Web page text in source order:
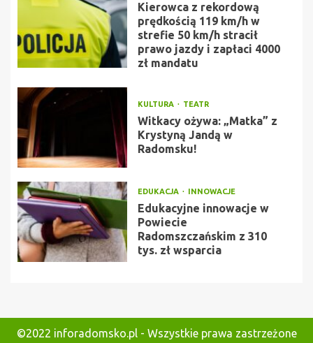
Kierowca z rekordową
prędkością 119 km/h w
strefie 50 km/h stracił
prawo jazdy i zapłaci 4000
zł mandatu
KULTURA TEATR
Witkacy ożywa: „Matka” z
Krystyną Jandą w
Radomsku!
EDUKACJA INNOWACJE
Edukacyjne innowacje w
Powiecie
Radomszczańskim z 310
tys. zł wsparcia
©2022 inforadomsko.pl - Wszystkie prawa zastrzeżone